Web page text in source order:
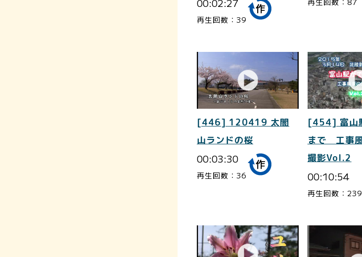
再生回数：39
[446] 120419 太閤
山ランドの桜
00:03:30
再生回数：36
[454] 富山
まで 工事
撮影Vol.2
00:10:54
再生回数：239